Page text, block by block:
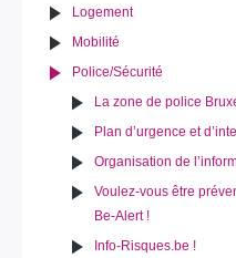
Logement
Mobilité
Police/Sécurité
La zone de police
Plan d’urgence et
Organisation de
Voulez-vous être
Be-Alert !
Info-Risques.be !